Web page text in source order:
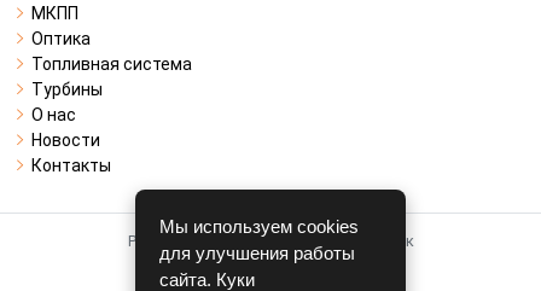
МКПП
Оптика
Топливная система
Турбины
О нас
Новости
Контакты
Работает на системе для авторазборок
CARRO.БИЗНЕС
Мы используем cookies
для улучшения работы
сайта. Куки